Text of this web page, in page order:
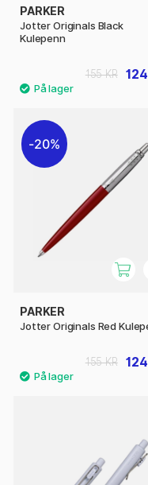
PARKER
Jotter Originals Black
Kulepenn
155 KR
20%
PARKER
Jotter Originals Red
155 KR